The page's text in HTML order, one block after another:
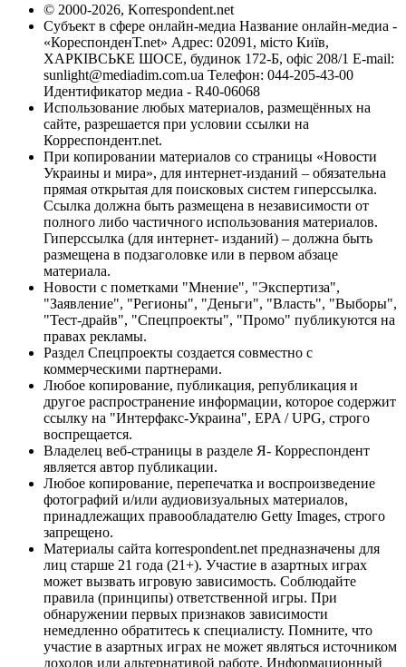
© 2000-2026, Korrespondent.net
Субъект в сфере онлайн-медиа Название онлайн-медиа -
«КореспонденТ.net» Адрес: 02091, місто Київ,
ХАРКІВСЬКЕ ШОСЕ, будинок 172-Б, офіс 208/1 E-mail:
sunlight@mediadim.com.ua Телефон: 044-205-43-00
Идентификатор медиа - R40-06068
Использование любых материалов, размещённых на
сайте, разрешается при условии ссылки на
Корреспондент.net.
При копировании материалов со страницы «Новости
Украины и мира», для интернет-изданий – обязательна
прямая открытая для поисковых систем гиперссылка.
Ссылка должна быть размещена в независимости от
полного либо частичного использования материалов.
Гиперссылка (для интернет- изданий) – должна быть
размещена в подзаголовке или в первом абзаце
материала.
Новости с пометками "Мнение", "Экспертиза",
"Заявление", "Регионы", "Деньги", "Власть", "Выборы",
"Тест-драйв", "Спецпроекты", "Промо" публикуются на
правах рекламы.
Раздел Спецпроекты создается совместно с
коммерческими партнерами.
Любое копирование, публикация, републикация и
другое распространение информации, которое содержит
ссылку на "Интерфакс-Украина", EPA / UPG, строго
воспрещается.
Владелец веб-страницы в разделе Я- Корреспондент
является автор публикации.
Любое копирование, перепечатка и воспроизведение
фотографий и/или аудиовизуальных материалов,
принадлежащих правообладателю Getty Images, строго
запрещено.
Материалы сайта korrespondent.net предназначены для
лиц старше 21 года (21+). Участие в азартных играх
может вызвать игровую зависимость. Соблюдайте
правила (принципы) ответственной игры. При
обнаружении первых признаков зависимости
немедленно обратитесь к специалисту. Помните, что
участие в азартных играх не может являться источником
доходов или альтернативой работе. Информационный